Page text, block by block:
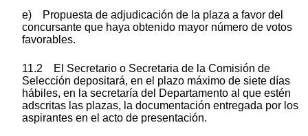
e) Propuesta de adjudicación de la plaza a favor del
concursante que haya obtenido mayor número de votos
favorables.
11.2 El Secretario o Secretaria de la Comisión de
Selección depositará, en el plazo máximo de siete días
hábiles, en la secretaría del Departamento al que estén
adscritas las plazas, la documentación entregada por los
aspirantes en el acto de presentación.